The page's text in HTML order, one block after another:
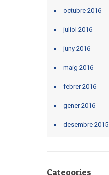
octubre 2016
juliol 2016
juny 2016
maig 2016
febrer 2016
gener 2016
desembre 2015
Categories